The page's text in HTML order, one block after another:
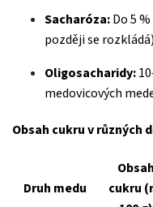
Sacharóza:Do 5
později se
Oligosacharidy:
medovicových
Obsah cukru v různých
Druh medu
Obsah
cukru